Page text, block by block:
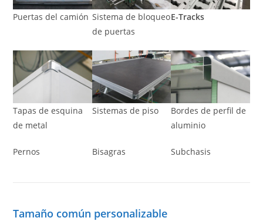
Puertas del camión Sistema de bloqueo
de puertas
E-Tracks
Tapas de esquina
de metal
Sistemas de piso
Bordes de perfil de
aluminio
Pernos Bisagras Subchasis
Tamaño común personalizable